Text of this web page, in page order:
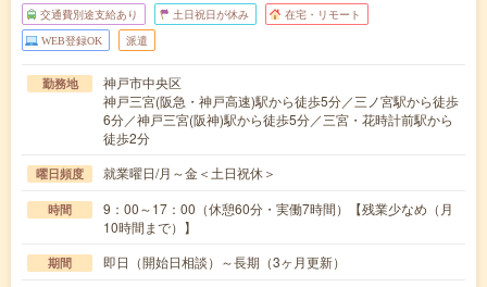
交通費別途支給あり 土日祝日が休み 在宅・リモート
WEB登録OK 派遣
勤務地
神戸市中央区
神戸三宮(阪急・神戸高速)駅から徒歩5分／三ノ宮駅から徒歩
6分／神戸三宮(阪神)駅から徒歩5分／三宮・花時計前駅から
徒歩2分
曜日頻度 就業曜日/月～金＜土日祝休＞
時間
9：00～17：00（休憩60分・実働7時間）【残業少なめ（月
10時間まで）】
期間 即日（開始日相談）～長期（3ヶ月更新）